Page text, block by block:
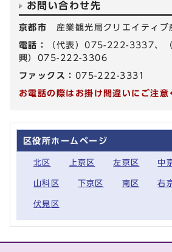
お問い合わせ先
京都市 産業観光局クリエイティブ
電話：
（代表）075-222-3337、
興）075-222-3306
ファックス： 075-222-3331
お電話の際はお掛け間違いにご注意
区役所ホームページ
北区 上京区 左京区 中
山科区 下京区 南区 右
伏見区